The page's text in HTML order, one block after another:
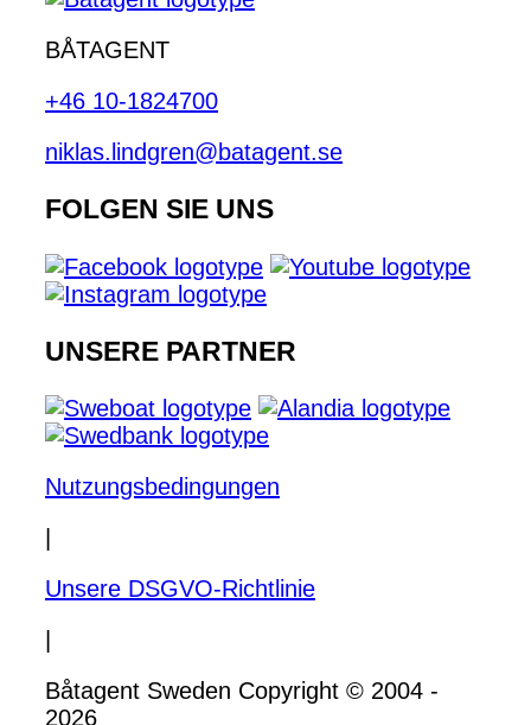
BÅTAGENT
+46 10-1824700
niklas.lindgren@batagent.se
FOLGEN SIE UNS
UNSERE PARTNER
Nutzungsbedingungen
Unsere DSGVO-Richtlinie
Båtagent Sweden Copyright © 2004 -
2026